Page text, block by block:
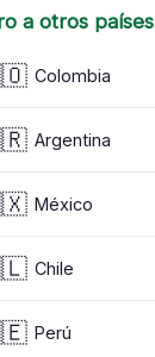
a otros países
Colombia
Argentina
México
Chile
Perú